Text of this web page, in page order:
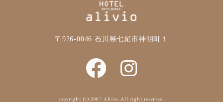
〒926-0046 石川県七尾市神明町１
copyright (c) 2007 Alivio. All right reserved.